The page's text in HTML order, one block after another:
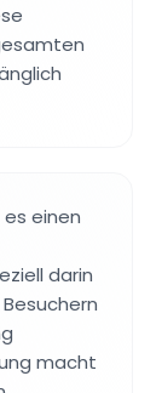
einen
darin
macht